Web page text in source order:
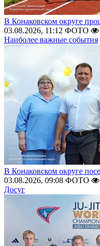
В Конаковском округе
03.08.2026, 11:12 ФОТО
Наиболее важные события
В Конаковском округе
03.08.2026, 09:08 ФОТО
Досуг